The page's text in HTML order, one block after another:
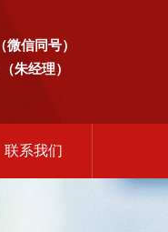
（微信同号）
（朱经理）
联系我们